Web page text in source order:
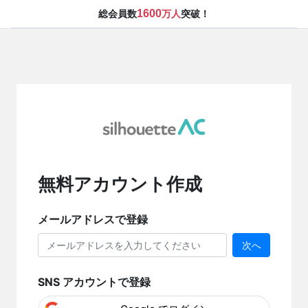
総会員数1600万人突破！
無料アカウント作成
メールアドレスで登録
次へ
SNS アカウントで登録